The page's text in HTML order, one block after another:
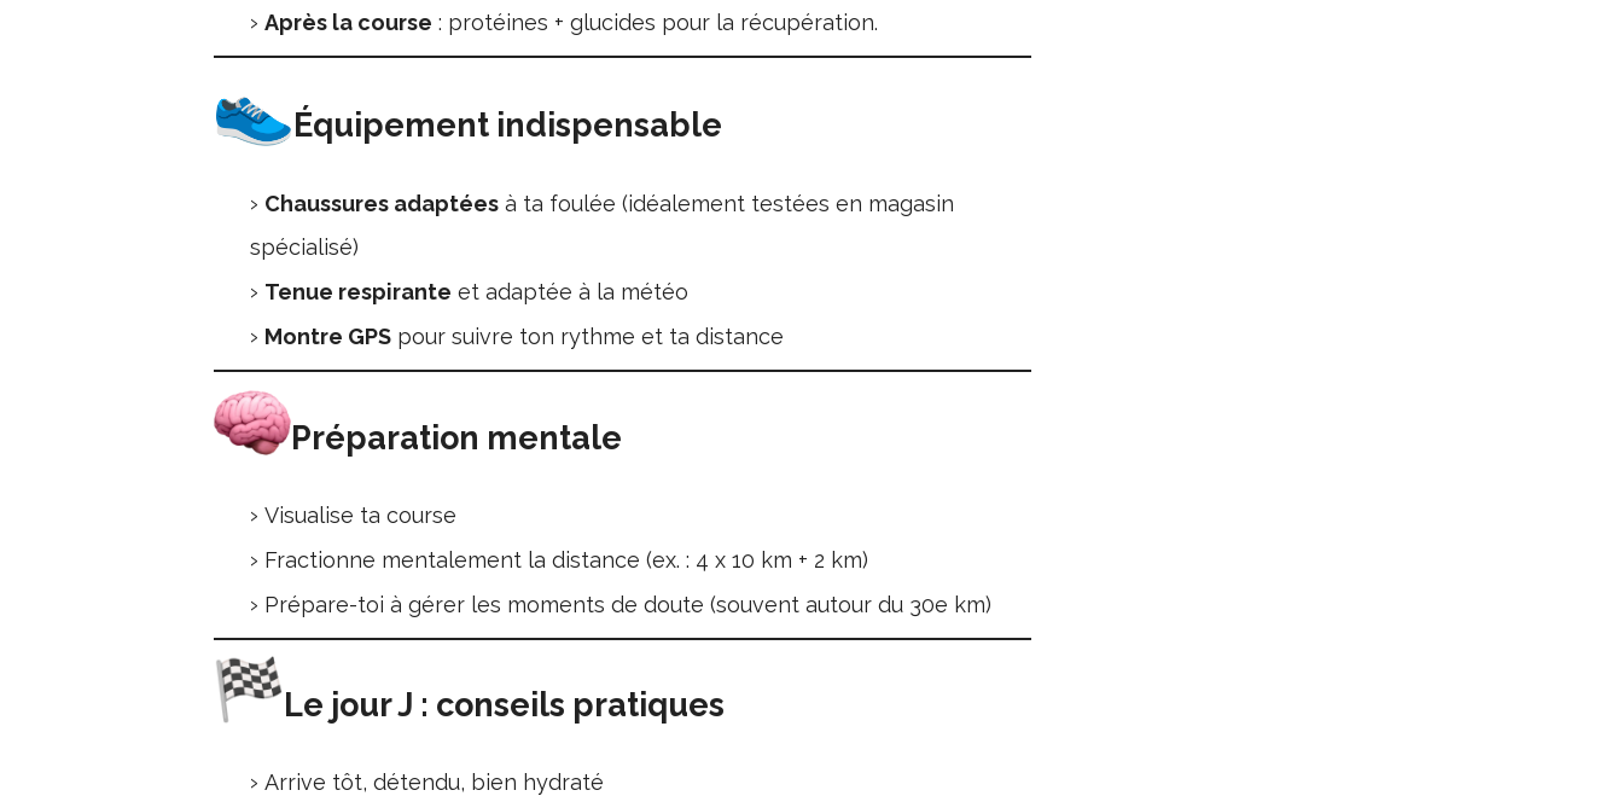
Après la course : protéines + glucides pour la récupération.
Équipement indispensable
Chaussures adaptées à ta foulée (idéalement testées en magasin
spécialisé)
Tenue respirante et adaptée à la météo
Montre GPS pour suivre ton rythme et ta distance
Préparation mentale
Visualise ta course
Fractionne mentalement la distance (ex. : 4 x 10 km + 2 km)
Prépare-toi à gérer les moments de doute (souvent autour du 30e km)
Le jour J : conseils pratiques
Arrive tôt, détendu, bien hydraté